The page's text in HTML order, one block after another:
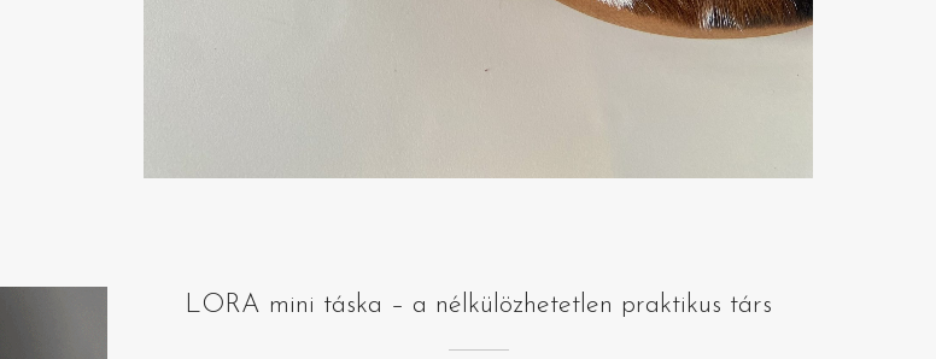
LORA mini táska – a nélkülözhetetlen praktikus társ